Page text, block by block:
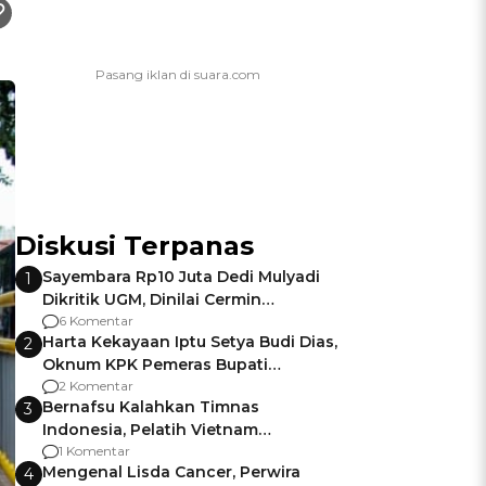
Diskusi Terpanas
1
Sayembara Rp10 Juta Dedi Mulyadi
Dikritik UGM, Dinilai Cermin
Gagalnya Negara Jamin Keamanan
6 Komentar
2 Harta Kekayaan Iptu Setya Budi Dias,
Oknum KPK Pemeras Bupati
Pemalang
2 Komentar
3 Bernafsu Kalahkan Timnas
Indonesia, Pelatih Vietnam
Berencana Pakai Jimat di Pakansari
1 Komentar
4 Mengenal Lisda Cancer, Perwira